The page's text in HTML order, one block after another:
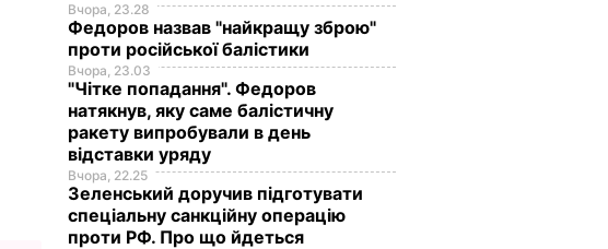
Вчора, 23.28
Федоров назвав "найкращу зброю"
проти російської балістики
Вчора, 23.03
"Чітке попадання". Федоров
натякнув, яку саме балістичну
ракету випробували в день
відставки уряду
Вчора, 22.25
Зеленський доручив підготувати
спеціальну санкційну операцію
проти РФ. Про що йдеться